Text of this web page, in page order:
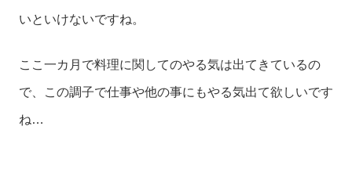
いといけないですね。
ここ一カ月で料理に関してのやる気は出てきているの
で、この調子で仕事や他の事にもやる気出て欲しいです
ね…